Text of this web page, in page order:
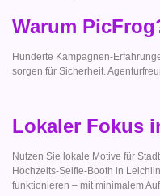
Warum
Hunderte Kampagnen-
sorgen für Sicherheit.
Lokaler Fokus
Nutzen Sie lokale Motive für
Hochzeits-Selfie-Booth in
funktionieren – mit minimalem